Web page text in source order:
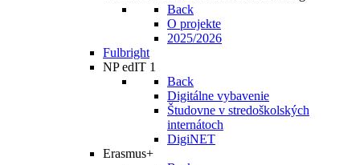
Back
O projekte
2025/2026
Fulbright
NP edIT 1
Back
Digitálne vybavenie
Študovne v stredoškolských
internátoch
DigiNET
Erasmus+